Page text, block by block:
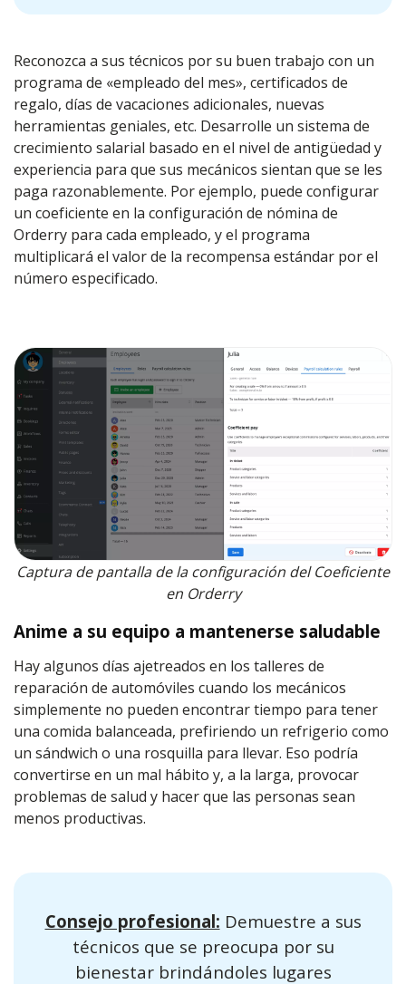
Reconozca a sus técnicos por su buen trabajo con un
programa de «empleado del mes», certificados de
regalo, días de vacaciones adicionales, nuevas
herramientas geniales, etc. Desarrolle un sistema de
crecimiento salarial basado en el nivel de antigüedad y
experiencia para que sus mecánicos sientan que se les
paga razonablemente. Por ejemplo, puede configurar
un coeficiente en la configuración de nómina de
Orderry para cada empleado, y el programa
multiplicará el valor de la recompensa estándar por el
número especificado.
Captura de pantalla de la configuración del Coeficiente
en Orderry
Anime a su equipo a mantenerse saludable
Hay algunos días ajetreados en los talleres de
reparación de automóviles cuando los mecánicos
simplemente no pueden encontrar tiempo para tener
una comida balanceada, prefiriendo un refrigerio como
un sándwich o una rosquilla para llevar. Eso podría
convertirse en un mal hábito y, a la larga, provocar
problemas de salud y hacer que las personas sean
menos productivas.
Consejo profesional: Demuestre a sus
técnicos que se preocupa por su
bienestar brindándoles lugares